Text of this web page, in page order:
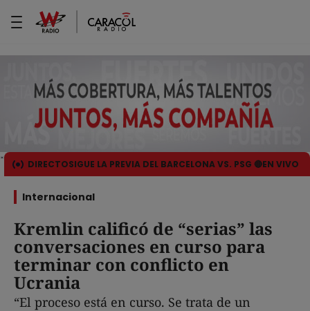
DIRECTOSIGUE LA PREVIA DEL BARCELONA VS. PSG 🔴EN VIVO
Internacional
Kremlin calificó de “serias” las
conversaciones en curso para
terminar con conflicto en
Ucrania
“El proceso está en curso. Se trata de un